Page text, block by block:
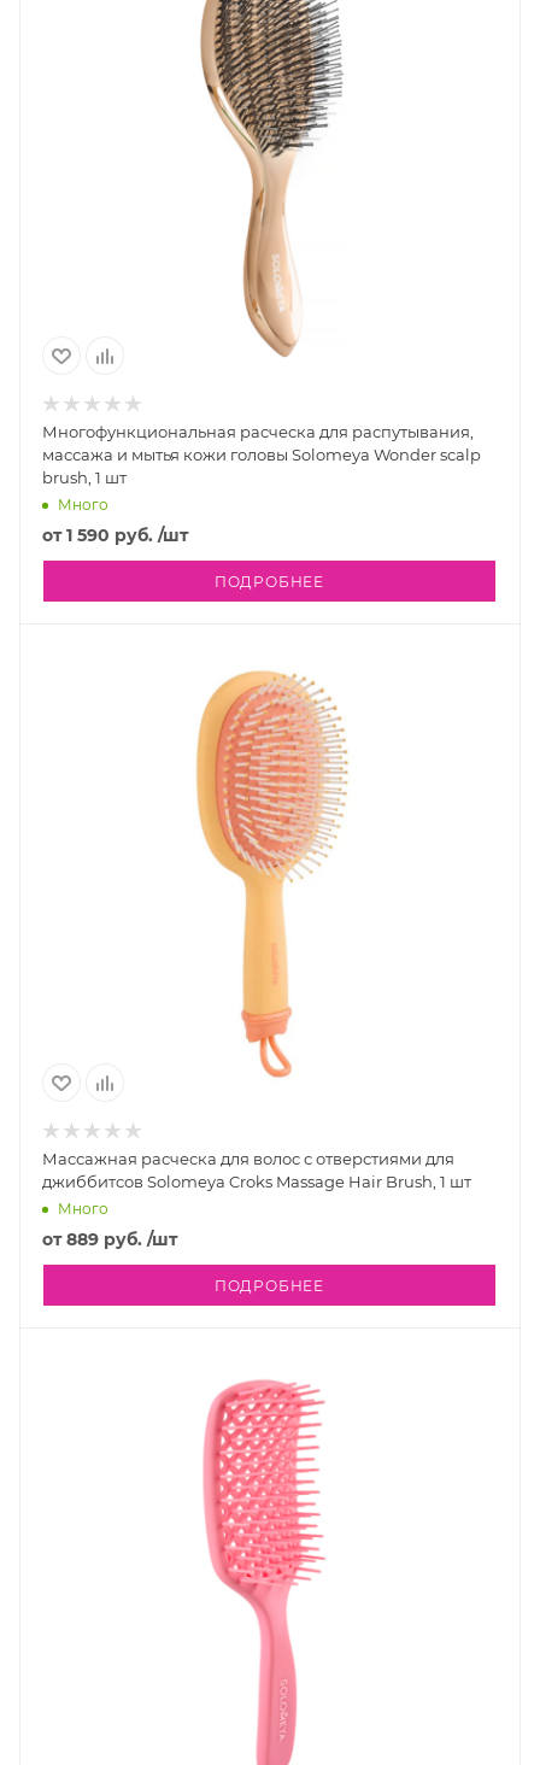
Многофункциональная расческа для распутывания,
массажа и мытья кожи головы Solomeya Wonder scalp
brush, 1 шт
Много
от1 590 руб. /шт
ПОДРОБНЕЕ
Массажная расческа для волос с отверстиями для
джиббитсов Solomeya Croks Massage Hair Brush, 1 шт
Много
от889 руб. /шт
ПОДРОБНЕЕ